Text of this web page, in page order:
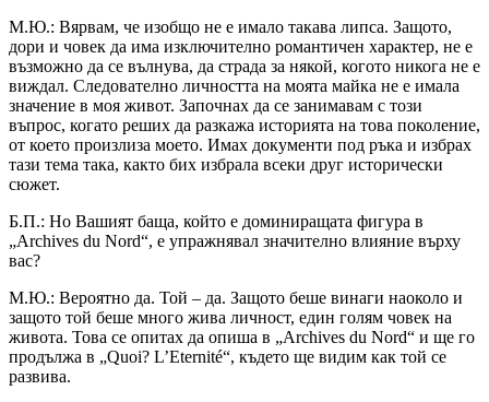
М.Ю.: Вярвам, че изобщо не е имало такава липса. Защото,
дори и човек да има изключително романтичен характер, не е
възможно да се вълнува, да страда за някой, когото никога не е
виждал. Следователно личността на моята майка не е имала
значение в моя живот. Започнах да се занимавам с този
въпрос, когато реших да разкажа историята на това поколение,
от което произлиза моето. Имах документи под ръка и избрах
тази тема така, както бих избрала всеки друг исторически
сюжет.
Б.П.: Но Вашият баща, който е доминиращата фигура в
„Archives du Nord“, е упражнявал значително влияние върху
вас?
М.Ю.: Вероятно да. Той – да. Защото беше винаги наоколо и
защото той беше много жива личност, един голям човек на
живота. Това се опитах да опиша в „Archives du Nord“ и ще го
продължа в „Quoi? L’Eternité“, където ще видим как той се
развива.